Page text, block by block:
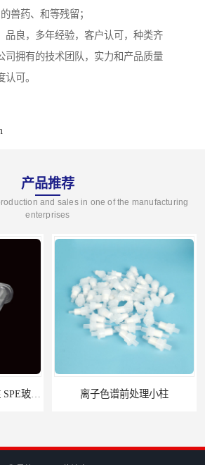
兽药、和等残留；
品良，多年经验，客户认可，种类齐
司拥有的技术团队，实力和产品质量
可。
产品推荐
and sales in one of the manufacturing
enterprises
离子色谱前处理小柱​